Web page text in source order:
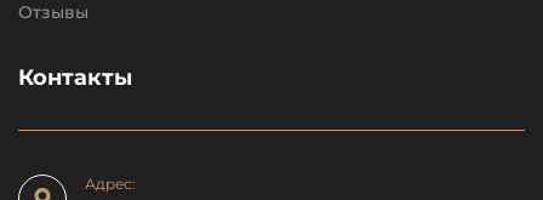
Отзывы
Контакты
Адрес: